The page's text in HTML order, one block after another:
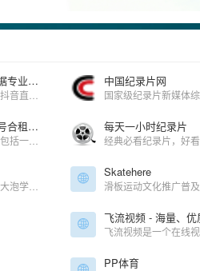
播动师 - 抖音直播数据专业分析平台 中国纪录片网
环球巴士 - 一站式账号合租平台 每天一小时纪录片
Skatehere
滑板运动文化推广普及
PP体育